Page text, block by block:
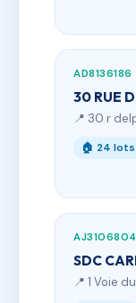
AD8136186
30 RUE
📍 30 r
🏠 24 lots
AJ3106804
SDC
📍 1 Voie